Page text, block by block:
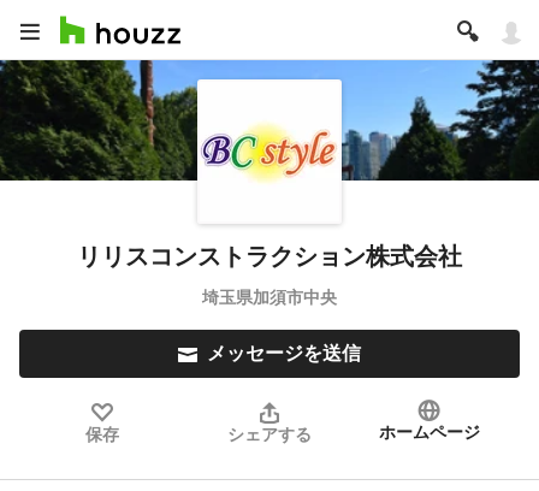
リリスコンストラクション株式会社
埼玉県加須市中央
メッセージを送信
保存 シェアする ホームページ